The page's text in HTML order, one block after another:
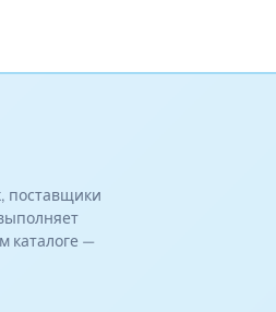
поставщики
каталоге —